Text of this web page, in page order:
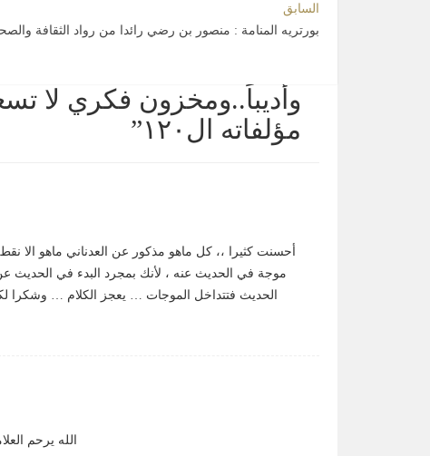
السابق
بورتريه المنامة : منصور بن رضي رائدا من رواد الثقافة
وأديباً..ومخزون فكري لا
مؤلفاته ال١٢٠
”
أحسنت كثيرا ،، كل ماهو مذكور عن العدناني ماهو الا
موجة في الحديث عنه ، لأنك بمجرد البدء في
الحديث فتتداخل الموجات … يعجز الكلام … وشكرا
الله يرحم